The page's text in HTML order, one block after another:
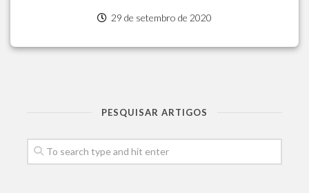
29 de setembro de 2020
PESQUISAR ARTIGOS